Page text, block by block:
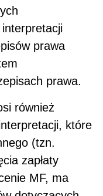
prawa
prawa.
również
które
(tzn.
zapłaty
MF, ma